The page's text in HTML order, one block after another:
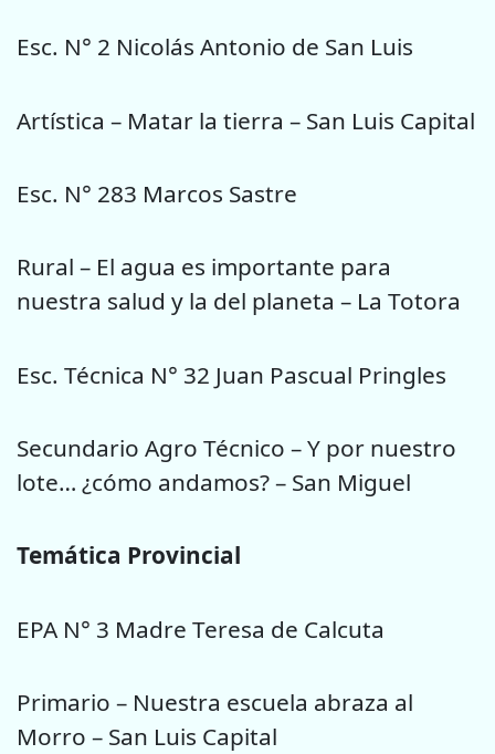
Esc. N° 2 Nicolás Antonio de San Luis
Artística – Matar la tierra – San Luis Capital
Esc. N° 283 Marcos Sastre
Rural – El agua es importante para
nuestra salud y la del planeta – La Totora
Esc. Técnica N° 32 Juan Pascual Pringles
Secundario Agro Técnico – Y por nuestro
lote… ¿cómo andamos? – San Miguel
Temática Provincial
EPA N° 3 Madre Teresa de Calcuta
Primario – Nuestra escuela abraza al
Morro – San Luis Capital